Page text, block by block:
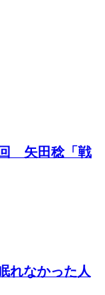
回 矢田稔「戦
れなかった人